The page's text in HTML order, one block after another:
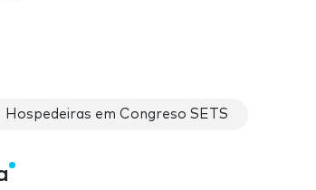
Hospedeiras em Congreso SETS